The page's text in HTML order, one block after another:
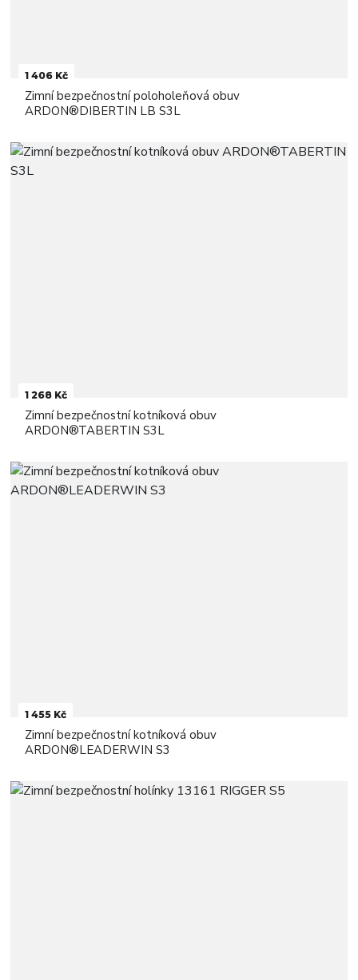
1 406 Kč
Zimní bezpečnostní poloholeňová obuv
ARDON®DIBERTIN LB S3L
1 268 Kč
Zimní bezpečnostní kotníková obuv
ARDON®TABERTIN S3L
1 455 Kč
Zimní bezpečnostní kotníková obuv
ARDON®LEADERWIN S3